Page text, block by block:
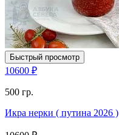
Быстрый просмотр
10600 ₽
500 гр.
Икра нерки ( путина 2026 )